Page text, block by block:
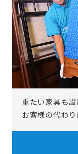
重たい家具も
お客様の代わり